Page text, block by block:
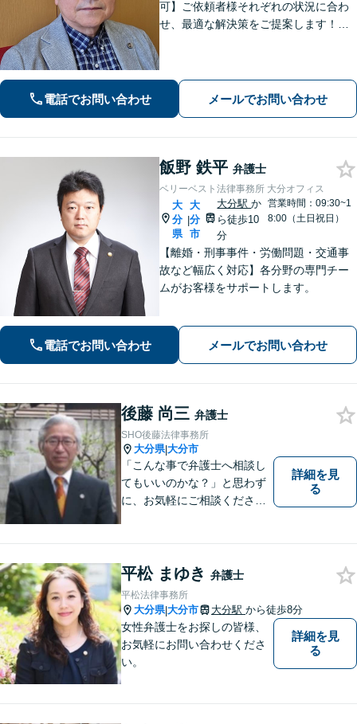
可】ご依頼者様それぞれの状況に合わ
せ、最適な解決策をご提案します！緊
す。どうぞお気軽にお話しください。
【休日面談可】
電話でお問い合わせ メールでお問い合わせ
飯野 鉄平 弁護士
ベリーベスト法律事務所 大分オフィス
大
分
県
|
大
分
市
大分駅か
ら徒歩10
分
営業時間：09:30~1
8:00（土日祝日）
【離婚・刑事事件・労働問題・交通事
故など幅広く対応】各分野の専門チー
ムがお客様をサポートします。
電話でお問い合わせ メールでお問い合わせ
後藤 尚三 弁護士
SHO後藤法律事務所
大分県|大分市
「こんな事で弁護士へ相談し
てもいいのかな？」と思わず
に、お気軽にご相談くださ
詳細を見
る
平松 まゆき 弁護士
平松法律事務所
大分県|大分市 大分駅 から徒歩8分
女性弁護士をお探しの皆様、
お気軽にお問い合わせくださ
い。
詳細を見
る